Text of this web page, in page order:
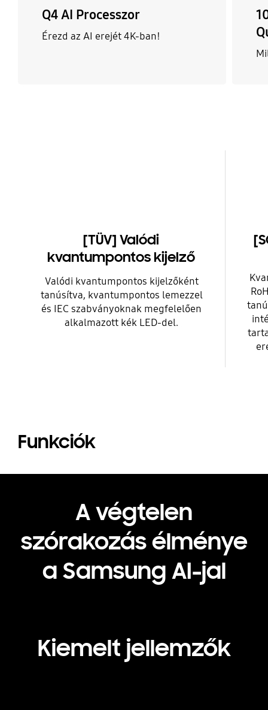
Q4 AI Processzor
Érezd az AI erejét 4K-ban!
[TÜV] Valódi
kvantumpontos kijelző
Valódi kvantumpontos kijelzőként
tanúsítva, kvantumpontos lemezzel
és IEC szabványoknak megfelelően
alkalmazott kék LED-del.
Funkciók
A végtelen
szórakozás élménye
a Samsung AI-jal
Kiemelt jellemzők